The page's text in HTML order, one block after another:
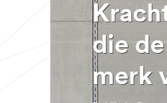
die
merk